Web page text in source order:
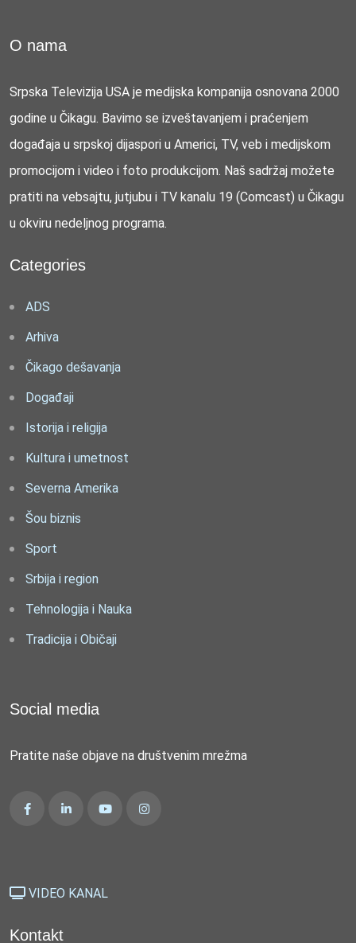
O nama
Srpska Televizija USA je medijska kompanija osnovana 2000
godine u Čikagu. Bavimo se izveštavanjem i praćenjem
događaja u srpskoj dijaspori u Americi, TV, veb i medijskom
promocijom i video i foto produkcijom. Naš sadržaj možete
pratiti na vebsajtu, jutjubu i TV kanalu 19 (Comcast) u Čikagu
u okviru nedeljnog programa.
Categories
ADS
Arhiva
Čikago dešavanja
Događaji
Istorija i religija
Kultura i umetnost
Severna Amerika
Šou biznis
Sport
Srbija i region
Tehnologija i Nauka
Tradicija i Običaji
Social media
Pratite naše objave na društvenim mrežma
VIDEO KANAL
Kontakt